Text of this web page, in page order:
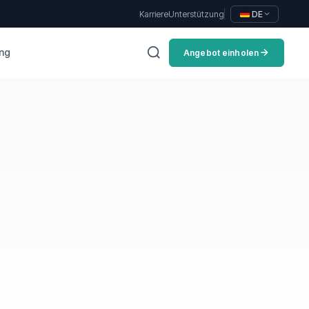
KarriereUnterstützung DE
Angebot einholen